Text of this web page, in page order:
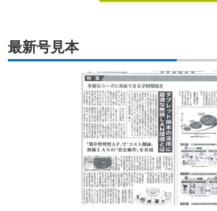
最新号見本